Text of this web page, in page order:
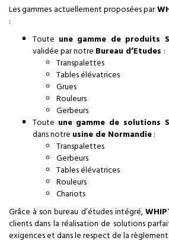
Les gammes actuellement proposées par
:
Toute une gamme de produits
validée par notre Bureau d’Etudes :
Transpalettes
Tables élévatrices
Grues
Rouleurs
Gerbeurs
Toute une gamme de solutions
dans notre usine de Normandie:
Transpalettes
Gerbeurs
Tables élévatrices
Rouleurs
Chariots
Grâce à son bureau d’études intégré,
clients dans la réalisation de solutions
exigences et dans le respect de la